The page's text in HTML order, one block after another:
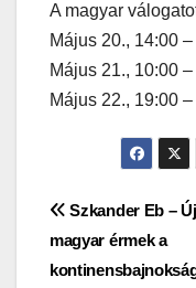
A magyar
Május 20., 14:00
Május 21., 10:00
Május 22., 19:00
Szkander Eb –
magyar érmek a